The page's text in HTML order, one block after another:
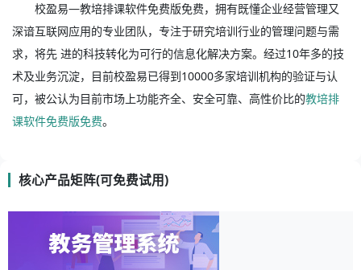
校盈易—教培排课软件免费版免费，拥有既懂企业经营管理又
深谙互联网应用的专业团队，专注于研究培训行业的管理问题与需
求，将先 进的科技转化为可行的信息化解决方案。经过10年多的技
术及业务沉淀，目前校盈易已得到10000多家培训机构的验证与认
可，被公认为目前市场上功能齐全、安全可靠、高性价比的教培排
课软件免费版免费。
核心产品矩阵(可免费试用)